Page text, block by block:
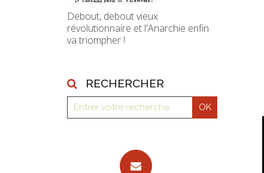
Debout, debout vieux
révolutionnaire et l'Anarchie enfin
va triompher !
RECHERCHER